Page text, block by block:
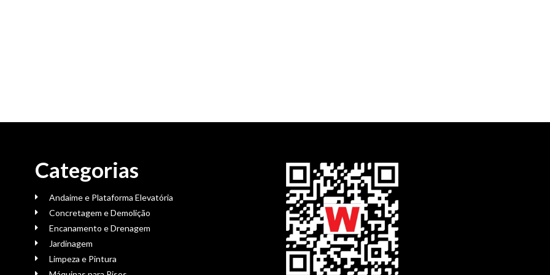
Categorias
Andaime e Plataforma Elevatória
Concretagem e Demolição
Encanamento e Drenagem
Jardinagem
Limpeza e Pintura